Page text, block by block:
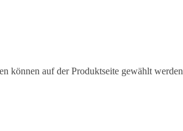
können auf der Produktseite gewählt werden